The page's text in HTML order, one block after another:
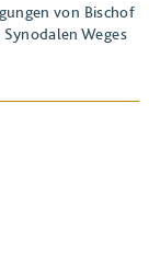
von Bischof
Weges